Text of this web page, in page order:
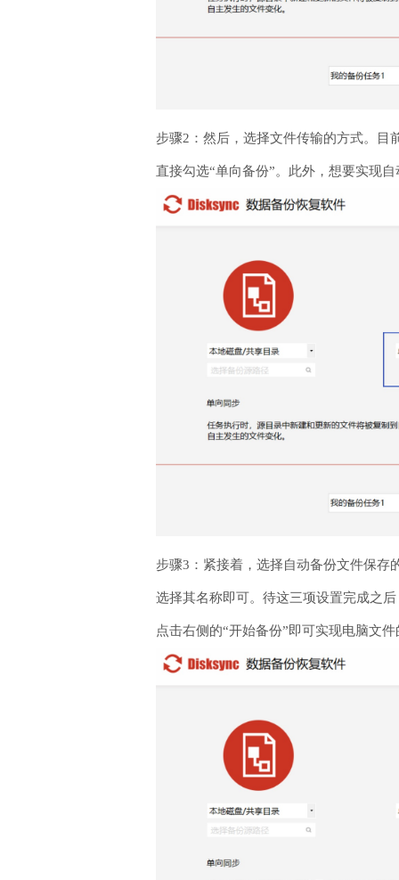
步骤2：然后，选择文件传输的方式。目
直接勾选“单向备份”。此外，想要实现
步骤3：紧接着，选择自动备份文件保存
选择其名称即可。待这三项设置完成之
点击右侧的“开始备份”即可实现电脑文